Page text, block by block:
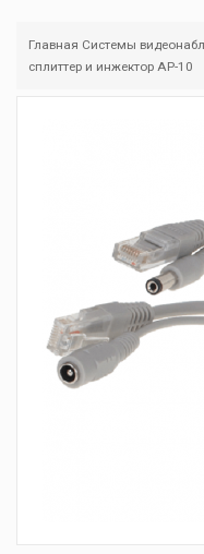
Главная Системы
сплиттер и инжектор AP-10